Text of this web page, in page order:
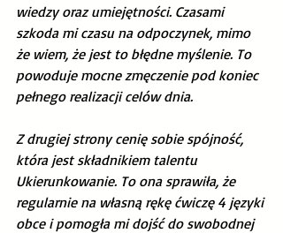
wiedzy oraz umiejętności. Czasami
szkoda mi czasu na odpoczynek, mimo
że wiem, że jest to błędne myślenie. To
powoduje mocne zmęczenie pod koniec
pełnego realizacji celów dnia.
Z drugiej strony cenię sobie spójność,
która jest składnikiem talentu
Ukierunkowanie. To ona sprawiła, że
regularnie na własną rękę ćwiczę 4 języki
obce i pomogła mi dojść do swobodnej